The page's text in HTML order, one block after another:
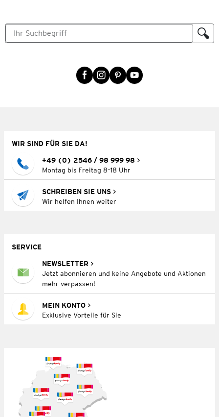
WIR SIND FÜR SIE DA!
+49 (0) 2546 / 98 999 98
Montag bis Freitag 8–18 Uhr
SCHREIBEN SIE UNS
Wir helfen Ihnen weiter
SERVICE
NEWSLETTER
Jetzt abonnieren und keine Angebote und Aktionen
mehr verpassen!
MEIN KONTO
Exklusive Vorteile für Sie